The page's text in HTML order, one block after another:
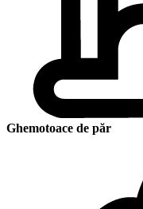
Ghemotoace de păr